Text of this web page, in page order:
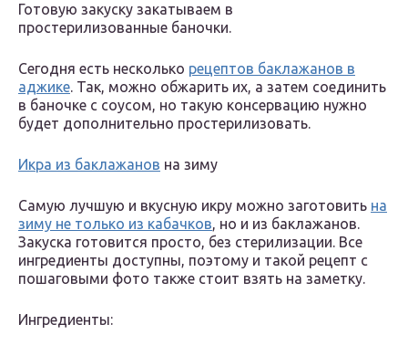
Готовую закуску закатываем в
простерилизованные баночки.
Сегодня есть несколько рецептов баклажанов в
аджике. Так, можно обжарить их, а затем соединить
в баночке с соусом, но такую консервацию нужно
будет дополнительно простерилизовать.
Икра из баклажанов на зиму
Самую лучшую и вкусную икру можно заготовить на
зиму не только из кабачков, но и из баклажанов.
Закуска готовится просто, без стерилизации. Все
ингредиенты доступны, поэтому и такой рецепт с
пошаговыми фото также стоит взять на заметку.
Ингредиенты: